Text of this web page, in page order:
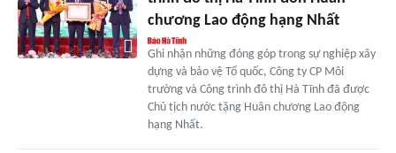
chương Lao động hạng Nhất
Ghi nhận những đóng góp trong sự nghiệp xây
dựng và bảo vệ Tổ quốc, Công ty CP Môi
trường và Công trình đô thị Hà Tĩnh đã được
Chủ tịch nước tặng Huân chương Lao động
hạng Nhất.